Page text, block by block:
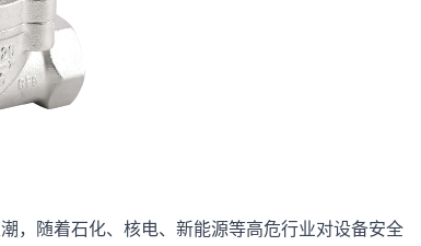
，随着石化、核电、新能源等高危行业对设备安全